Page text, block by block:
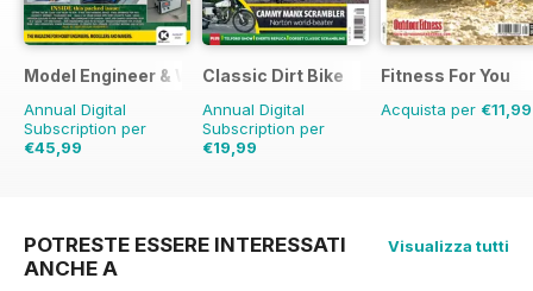
Model Engineer & Workshop Magazine
Annual Digital
Subscription per
€45,99
Classic Dirt Bike
Annual Digital
Subscription per
€19,99
Fitness For You
Acquista per €11,99
POTRESTE ESSERE INTERESSATI
ANCHE A
Visualizza tutti